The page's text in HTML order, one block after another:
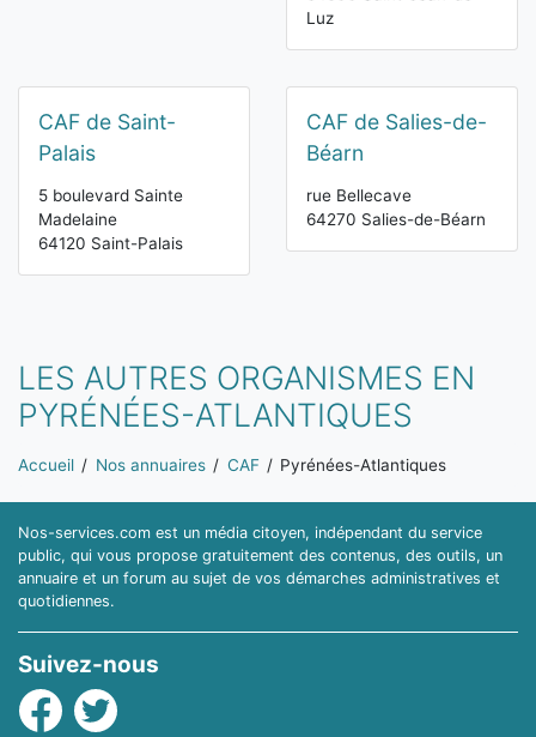
Luz
CAF de Saint-
Palais
5 boulevard Sainte
Madelaine
64120 Saint-Palais
CAF de Salies-de-
Béarn
rue Bellecave
64270 Salies-de-Béarn
LES AUTRES ORGANISMES EN
PYRÉNÉES-ATLANTIQUES
Vous êtes ici:
Accueil Nos annuaires CAF Pyrénées-Atlantiques
Nos-services.com est un média citoyen, indépendant du service
public, qui vous propose gratuitement des contenus, des outils, un
annuaire et un forum au sujet de vos démarches administratives et
quotidiennes.
Suivez-nous
Facebook
Twitter